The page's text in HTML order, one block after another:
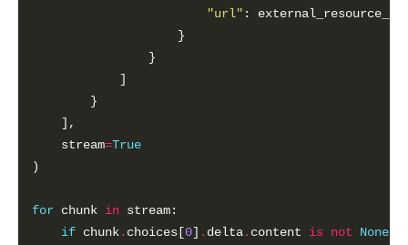
"url"
    stream
=True
for chunk in
if chunk. choices[0] . delta. content is not None